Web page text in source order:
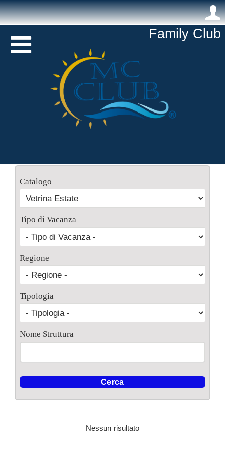
.
 Family Club
Catalogo
Tipo di Vacanza
Regione
Tipologia
Nome Struttura
Nessun risultato